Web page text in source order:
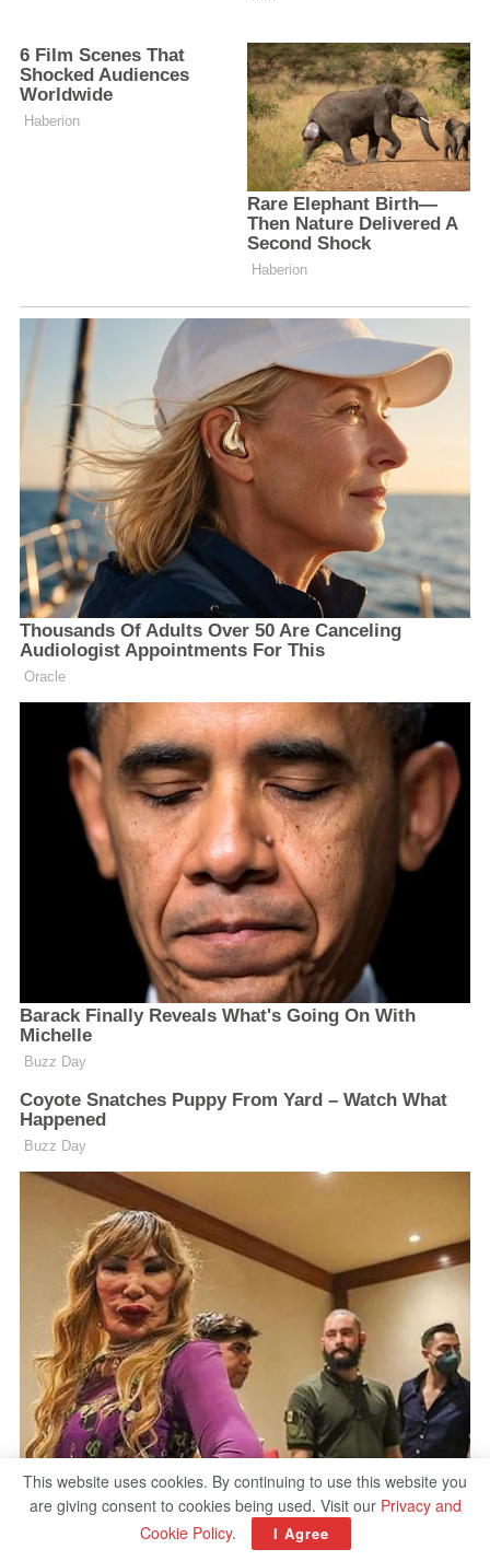
This website uses cookies. By continuing to use this website you
are giving consent to cookies being used. Visit our Privacy and
Cookie Policy. I Agree